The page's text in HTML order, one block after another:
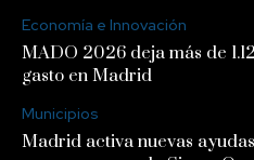
Economía e Innovación
MADO 2026 deja más de
gasto en Madrid
Municipios
Madrid activa nuevas